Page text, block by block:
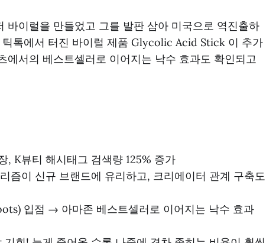
바이럴을 만들었고 그를 발판 삼아 미국으로 역진출하
톡에서 터진 바이럴 제품 Glycolic Acid Stick 이 추가
에서의 베스트셀러로 이어지는 낙수 효과도 확인되고
, K뷰티 해시태그 검색량 125% 증가
즘이 신규 브랜드에 유리하고, 크리에이터 관계 구축도
입점 → 아마존 베스트셀러로 이어지는 낙수 효과